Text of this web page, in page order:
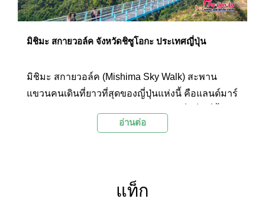
มิชิมะ สกายวอล์ค จังหวัดชิซูโอกะ ประเทศญี่ปุ่น
มิชิมะ สกายวอล์ค (Mishima Sky Walk) สะพาน
แขวนคนเดินที่ยาวที่สุดของญี่ปุ่นแห่งนี้ คือแลนด์มาร์
ของฟูเขาไฟฟูจิ โดยจากตัวสะพานสามารถชม
อ่านต่อ
แท็ก